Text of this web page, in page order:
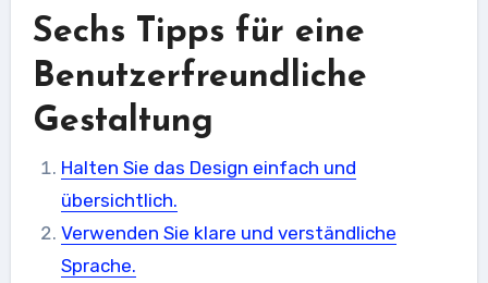
Sechs Tipps für eine
Benutzerfreundliche
Gestaltung
Halten Sie das Design einfach und
übersichtlich.
Verwenden Sie klare und verständliche
Sprache.